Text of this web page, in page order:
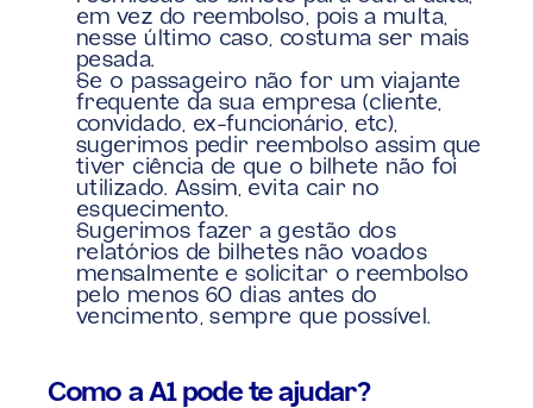
em vez do reembolso, pois a multa,
nesse último caso, costuma ser mais
pesada.
Se o passageiro não for um viajante
frequente da sua empresa (cliente,
convidado, ex-funcionário, etc),
sugerimos pedir reembolso assim que
tiver ciência de que o bilhete não foi
utilizado. Assim, evita cair no
esquecimento.
Sugerimos fazer a gestão dos
relatórios de bilhetes não voados
mensalmente e solicitar o reembolso
pelo menos 60 dias antes do
vencimento, sempre que possível.
Como a A1 pode te ajudar?